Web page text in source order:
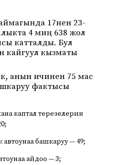
17нен 23-
4 миң 638 жол
катталды. Бул
кайгуул кызматы
анын ичинен 75 мас
фактысы
каптал терезелерин
автоунаа башкаруу — 49;
айдоо — 3;